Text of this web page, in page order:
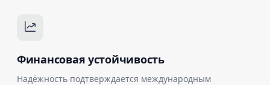
Финансовая устойчивость
Надёжность подтверждается международным